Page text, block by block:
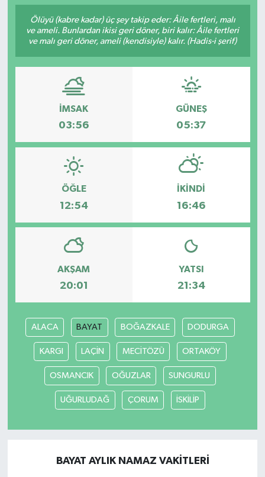
Ölüyü (kabre kadar) üç şey takip eder: Âile fertleri, malı
ve ameli. Bunlardan ikisi geri döner, biri kalır: Âile fertleri
ve malı geri döner, ameli (kendisiyle) kalır. (Hadis-i şerif)
İMSAK
03:56
GÜNEŞ
05:37
ÖĞLE
12:54
İKINDI
16:46
AKŞAM
20:01
YATSI
21:34
ALACA BAYAT BOĞAZKALE DODURGA
KARGI LAÇİN MECİTÖZÜ ORTAKÖY
OSMANCIK OĞUZLAR SUNGURLU
UĞURLUDAĞ ÇORUM İSKİLİP
BAYAT AYLIK NAMAZ VAKITLERI
Gündem
Magazin
Politika
Sağlık
Teknoloji